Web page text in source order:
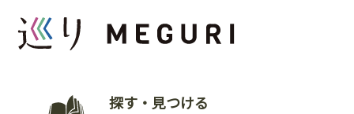
探す・見つける